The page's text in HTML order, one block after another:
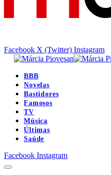
Facebook X (Twitter) Instagram
BBB
Novelas
Bastidores
Famosos
TV
Música
Últimas
Saúde
Facebook Instagram